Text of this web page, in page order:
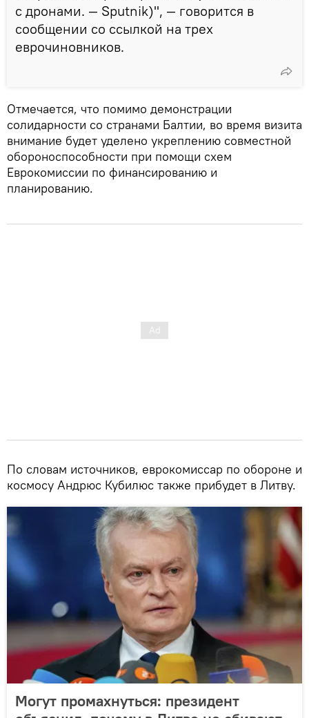
с дронами. — Sputnik)", — говорится в
сообщении со ссылкой на трех
еврочиновников.
Отмечается, что помимо демонстрации
солидарности со странами Балтии, во время визита
внимание будет уделено укреплению совместной
обороноспособности при помощи схем
Еврокомиссии по финансированию и
планированию.
По словам источников, еврокомиссар по обороне и
космосу Андрюс Кубилюс также прибудет в Литву.
Могут промахнуться: президент